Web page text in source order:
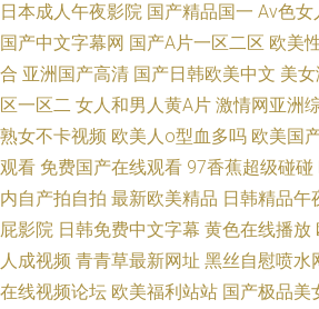
日本成人午夜影院 国产精品国一 Av色女
国产中文字幕网 国产A片一区二区 欧美
合 亚洲国产高清 国产日韩欧美中文 美
区一区二 女人和男人黄A片 激情网亚洲
熟女不卡视频 欧美人o型血多吗 欧美国
观看 免费国产在线观看 97香蕉超级碰碰
内自产拍自拍 最新欧美精品 日韩精品午
屁影院 日韩免费中文字幕 黄色在线播放
人成视频 青青草最新网址 黑丝自慰喷水
在线视频论坛 欧美福利站站 国产极品美